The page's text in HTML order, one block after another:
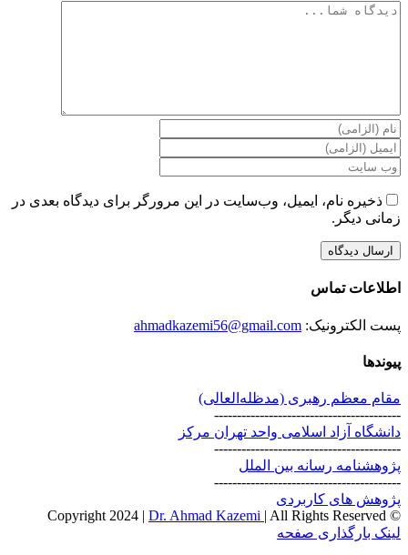
دیدگاه
ذخیره نام، ایمیل، وب‌سایت در این مرورگر برای دیدگاه بعدی در
زمانی دیگر.
اطلاعات تماس
پست الکترونیک: ahmadkazemi56@gmail.com
پیوندها
مقام معظم رهبری (مد‌ظله‌العالی)
-----------------------------------------
دانشگاه آزاد اسلامی واحد تهران مرکز
-----------------------------------------
پژوهشنامه رسانه بین الملل
-----------------------------------------
پژوهش های کاربردی
© Copyright 2024 |
Dr. Ahmad Kazemi | All Rights Reserved
Instagram
X
لینک بارگذاری صفحه